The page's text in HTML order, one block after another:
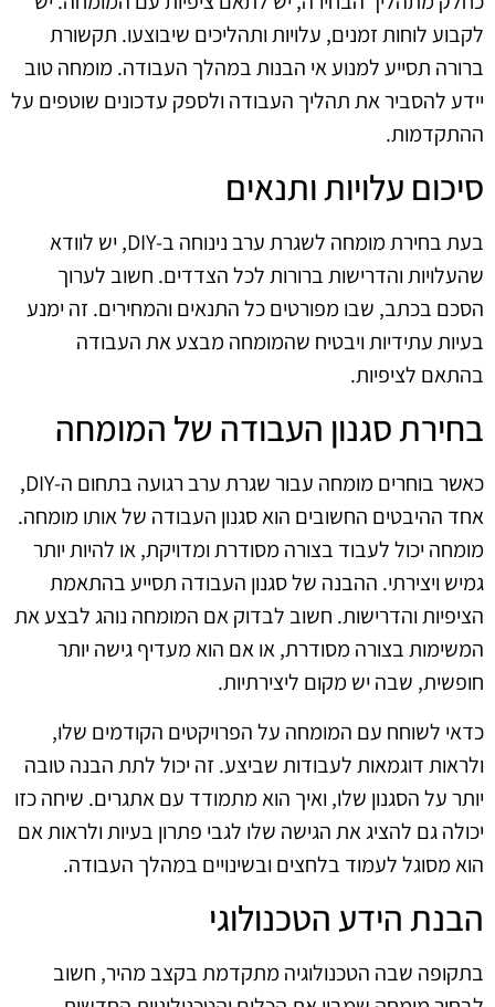
לקבוע לוחות זמנים, עלויות ותהליכים שיבוצעו. תקשורת
ברורה תסייע למנוע אי הבנות במהלך העבודה. מומחה טוב
יידע להסביר את תהליך העבודה ולספק עדכונים שוטפים על
ההתקדמות.
סיכום עלויות ותנאים
בעת בחירת מומחה לשגרת ערב נינוחה ב-DIY, יש לוודא
שהעלויות והדרישות ברורות לכל הצדדים. חשוב לערוך
הסכם בכתב, שבו מפורטים כל התנאים והמחירים. זה ימנע
בעיות עתידיות ויבטיח שהמומחה מבצע את העבודה
בהתאם לציפיות.
בחירת סגנון העבודה של המומחה
כאשר בוחרים מומחה עבור שגרת ערב רגועה בתחום ה-DIY,
אחד ההיבטים החשובים הוא סגנון העבודה של אותו מומחה.
מומחה יכול לעבוד בצורה מסודרת ומדויקת, או להיות יותר
גמיש ויצירתי. ההבנה של סגנון העבודה תסייע בהתאמת
הציפיות והדרישות. חשוב לבדוק אם המומחה נוהג לבצע את
המשימות בצורה מסודרת, או אם הוא מעדיף גישה יותר
חופשית, שבה יש מקום ליצירתיות.
כדאי לשוחח עם המומחה על הפרויקטים הקודמים שלו,
ולראות דוגמאות לעבודות שביצע. זה יכול לתת הבנה טובה
יותר על הסגנון שלו, ואיך הוא מתמודד עם אתגרים. שיחה כזו
יכולה גם להציג את הגישה שלו לגבי פתרון בעיות ולראות אם
הוא מסוגל לעמוד בלחצים ובשינויים במהלך העבודה.
הבנת הידע הטכנולוגי
בתקופה שבה הטכנולוגיה מתקדמת בקצב מהיר, חשוב